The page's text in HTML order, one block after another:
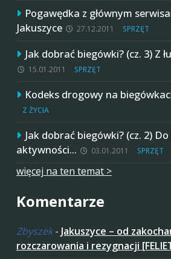
Pogawędka z głównym
Jakuszyce
27.12.2011 SPRZĘT
Jak dobrać biegówki? (cz. 3) Z
15.01.2011 SPRZĘT
Kodeks drogowy na
Z ŻYCIA
Jak dobrać biegówki? (cz. 2)
aktywności…
03.01.2011 SPRZĘT
więcej na ten temat >
Komentarze
Zbyszek- Jakuszyce – od
rozczarowania i rezygnacji